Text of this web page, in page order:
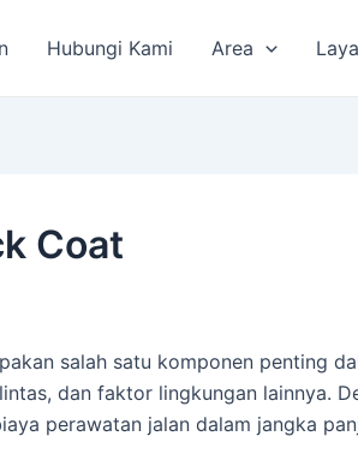
Hubungi Kami Area
Coat
salah satu komponen penting
dan faktor lingkungan lainnya.
perawatan jalan dalam jangka